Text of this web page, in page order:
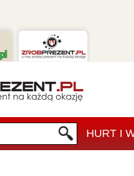
HURT I